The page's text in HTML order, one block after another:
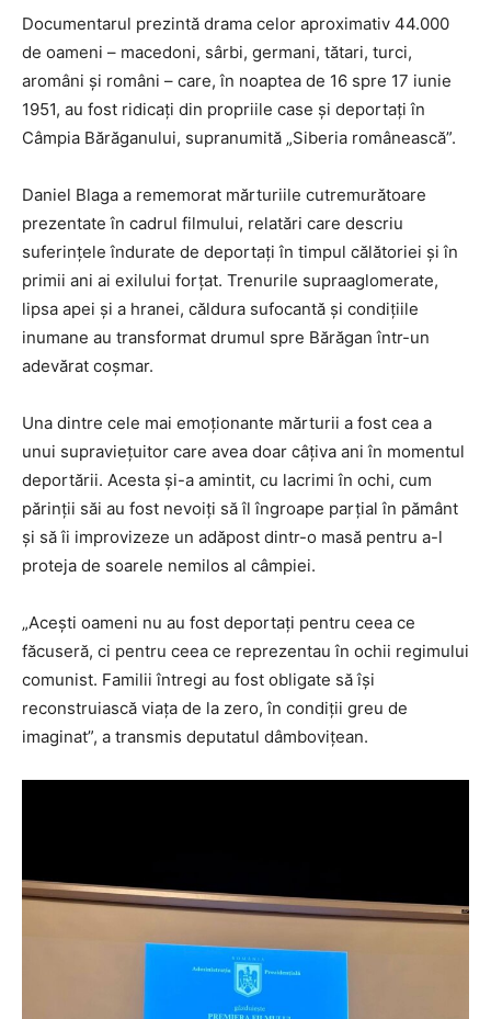
Documentarul prezintă drama celor aproximativ 44.000
de oameni – macedoni, sârbi, germani, tătari, turci,
aromâni și români – care, în noaptea de 16 spre 17 iunie
1951, au fost ridicați din propriile case și deportați în
Câmpia Bărăganului, supranumită „Siberia românească”.
Daniel Blaga a rememorat mărturiile cutremurătoare
prezentate în cadrul filmului, relatări care descriu
suferințele îndurate de deportați în timpul călătoriei și în
primii ani ai exilului forțat. Trenurile supraaglomerate,
lipsa apei și a hranei, căldura sufocantă și condițiile
inumane au transformat drumul spre Bărăgan într-un
adevărat coșmar.
Una dintre cele mai emoționante mărturii a fost cea a
unui supraviețuitor care avea doar câțiva ani în momentul
deportării. Acesta și-a amintit, cu lacrimi în ochi, cum
părinții săi au fost nevoiți să îl îngroape parțial în pământ
și să îi improvizeze un adăpost dintr-o masă pentru a-l
proteja de soarele nemilos al câmpiei.
„Acești oameni nu au fost deportați pentru ceea ce
făcuseră, ci pentru ceea ce reprezentau în ochii regimului
comunist. Familii întregi au fost obligate să își
reconstruiască viața de la zero, în condiții greu de
imaginat”, a transmis deputatul dâmbovițean.